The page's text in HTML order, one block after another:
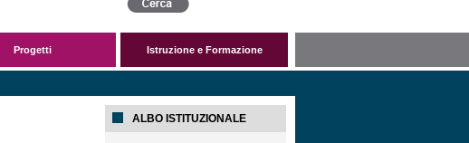
Progetti Istruzione e Formazione
ALBO ISTITUZIONALE